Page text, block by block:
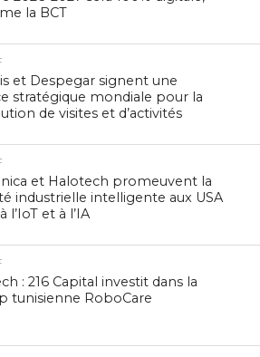
la BCT
et Despegar signent une
stratégique mondiale pour la
de visites et d’activités
et Halotech promeuvent la
industrielle intelligente aux USA
l’IoT et à l’IA
: 216 Capital investit dans la
tunisienne RoboCare